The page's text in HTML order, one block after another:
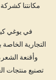
مكانتنا
في يوغي
التجارية
وأقنعة
تصنيع منتجات